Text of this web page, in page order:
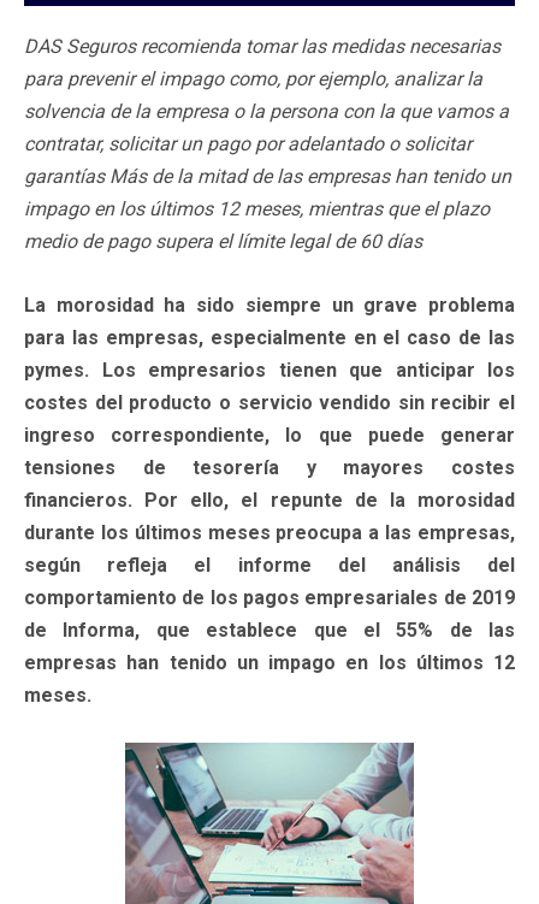
DAS Seguros recomienda tomar las medidas necesarias
para prevenir el impago como, por ejemplo, analizar la
solvencia de la empresa o la persona con la que vamos a
contratar, solicitar un pago por adelantado o solicitar
garantías Más de la mitad de las empresas han tenido un
impago en los últimos 12 meses, mientras que el plazo
medio de pago supera el límite legal de 60 días
La morosidad ha sido siempre un grave problema
para las empresas, especialmente en el caso de las
pymes. Los empresarios tienen que anticipar los
costes del producto o servicio vendido sin recibir el
ingreso correspondiente, lo que puede generar
tensiones de tesorería y mayores costes
financieros. Por ello, el repunte de la morosidad
durante los últimos meses preocupa a las empresas,
según refleja el informe del análisis del
comportamiento de los pagos empresariales de 2019
de Informa, que establece que el 55% de las
empresas han tenido un impago en los últimos 12
meses.